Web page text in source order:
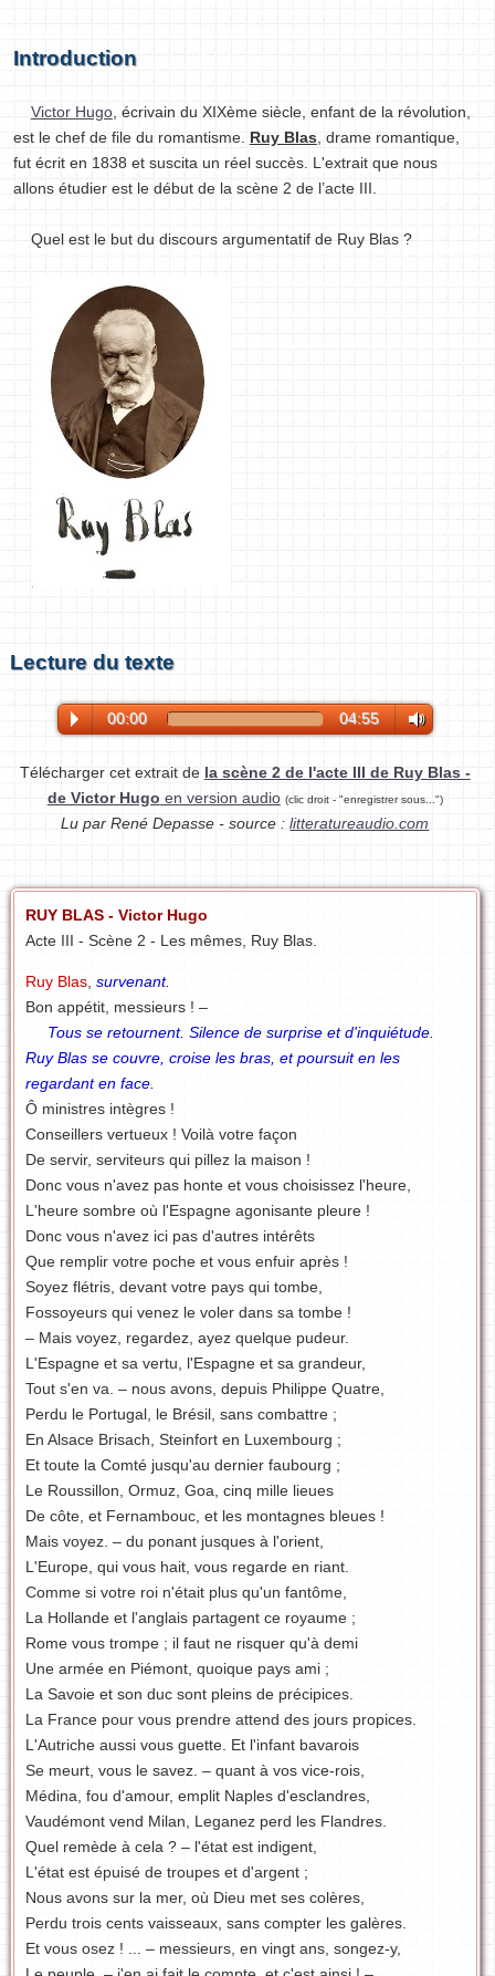
Introduction
Victor Hugo, écrivain du XIXème siècle, enfant de la révolution,
est le chef de file du romantisme. Ruy Blas, drame romantique,
fut écrit en 1838 et suscita un réel succès. L'extrait que nous
allons étudier est le début de la scène 2 de l’acte III.
Quel est le but du discours argumentatif de Ruy Blas ?
Lecture du texte
00:00 04:55
Télécharger cet extrait de la scène 2 de l'acte III de Ruy Blas -
de Victor Hugo en version audio (clic droit - "enregistrer sous...")
Lu par René Depasse - source :litteratureaudio.com
RUY BLAS - Victor Hugo
Acte III - Scène 2 - Les mêmes, Ruy Blas.
Ruy Blas, survenant.
Bon appétit, messieurs ! –
Tous se retournent. Silence de surprise et d'inquiétude.
Ruy Blas se couvre, croise les bras, et poursuit en les
regardant en face.
Ô ministres intègres !
Conseillers vertueux ! Voilà votre façon
De servir, serviteurs qui pillez la maison !
Donc vous n'avez pas honte et vous choisissez l'heure,
L'heure sombre où l'Espagne agonisante pleure !
Donc vous n'avez ici pas d'autres intérêts
Que remplir votre poche et vous enfuir après !
Soyez flétris, devant votre pays qui tombe,
Fossoyeurs qui venez le voler dans sa tombe !
– Mais voyez, regardez, ayez quelque pudeur.
L'Espagne et sa vertu, l'Espagne et sa grandeur,
Tout s'en va. – nous avons, depuis Philippe Quatre,
Perdu le Portugal, le Brésil, sans combattre ;
En Alsace Brisach, Steinfort en Luxembourg ;
Et toute la Comté jusqu'au dernier faubourg ;
Le Roussillon, Ormuz, Goa, cinq mille lieues
De côte, et Fernambouc, et les montagnes bleues !
Mais voyez. – du ponant jusques à l'orient,
L'Europe, qui vous hait, vous regarde en riant.
Comme si votre roi n'était plus qu'un fantôme,
La Hollande et l'anglais partagent ce royaume ;
Rome vous trompe ; il faut ne risquer qu'à demi
Une armée en Piémont, quoique pays ami ;
La Savoie et son duc sont pleins de précipices.
La France pour vous prendre attend des jours propices.
L'Autriche aussi vous guette. Et l'infant bavarois
Se meurt, vous le savez. – quant à vos vice-rois,
Médina, fou d'amour, emplit Naples d'esclandres,
Vaudémont vend Milan, Leganez perd les Flandres.
Quel remède à cela ? – l'état est indigent,
L'état est épuisé de troupes et d'argent ;
Nous avons sur la mer, où Dieu met ses colères,
Perdu trois cents vaisseaux, sans compter les galères.
Et vous osez ! ... – messieurs, en vingt ans, songez-y,